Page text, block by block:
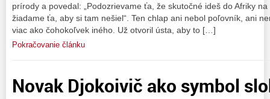
prírody a povedal: „Podozrievame ťa, že skutočné ideš do Afriky
žiadame ťa, aby si tam nešiel“. Ten chlap ani nebol poľovník, ani
viac ako čohokoľvek iného. Už otvoril ústa, aby to […]
Pokračovanie článku
Novak Djokoivič ako symbol